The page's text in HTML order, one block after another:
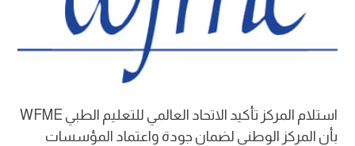
استلام المركز تأكيد الاتحاد العالمي للتعليم الطبي WFME
بأن المركز الوطني لضمان جودة واعتماد المؤسسات